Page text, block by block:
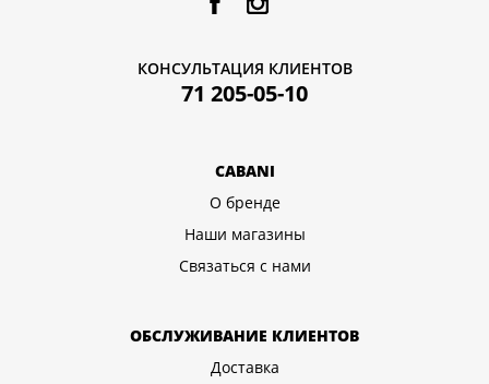
КОНСУЛЬТАЦИЯ КЛИЕНТОВ
71 205-05-10
CABANI
О бренде
Наши магазины
Связаться с нами
ОБСЛУЖИВАНИЕ КЛИЕНТОВ
Доставка